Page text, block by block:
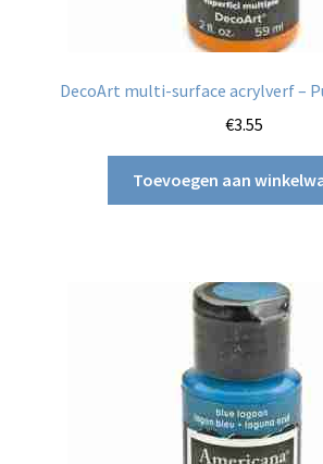
DecoArt multi-surface acrylverf –
€3.55
Toevoegen aan